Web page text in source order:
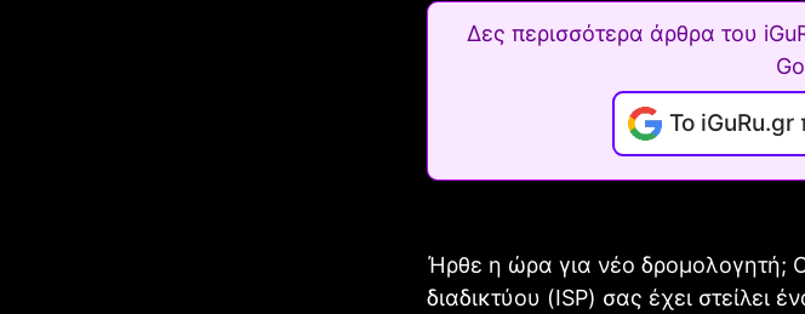
Δες περισσότερα άρθρα του
Το iGuRu.gr
Ήρθε η ώρα για νέο δρομολογητή;
διαδικτύου (ISP) σας έχει στείλει